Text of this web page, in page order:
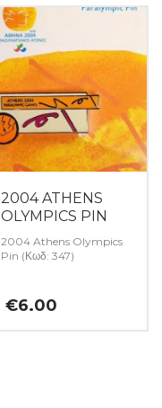
2004 ATHENS
OLYMPICS PIN
2004 Athens Olympics
Pin (Κωδ: 347)
€6.00